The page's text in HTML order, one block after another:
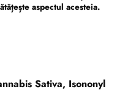
aspectul acesteia.
Sativa, Isononyl